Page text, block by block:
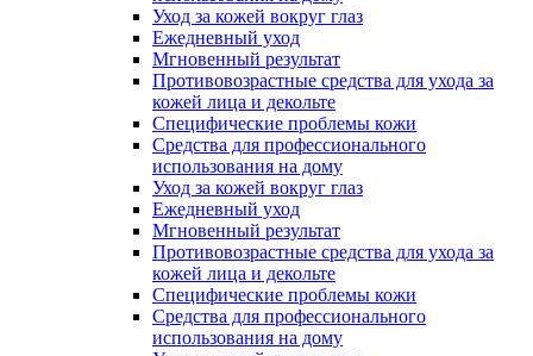
Уход за кожей вокруг глаз
Ежедневный уход
Мгновенный результат
Противовозрастные средства для ухода за
кожей лица и декольте
Специфические проблемы кожи
Средства для профессионального
использования на дому
Уход за кожей вокруг глаз
Ежедневный уход
Мгновенный результат
Противовозрастные средства для ухода за
кожей лица и декольте
Специфические проблемы кожи
Средства для профессионального
использования на дому